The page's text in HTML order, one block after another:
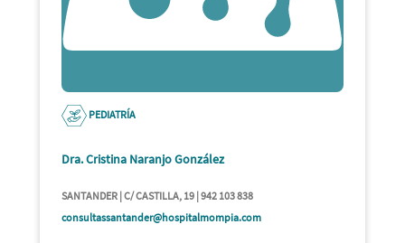
PEDIATRÍA
Dra. Cristina Naranjo González
SANTANDER | C/ CASTILLA, 19 | 942 103 838
consultassantander@hospitalmompia.com